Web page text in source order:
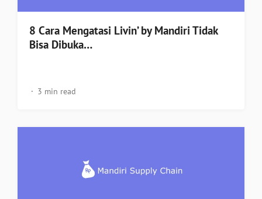
8 Cara Mengatasi Livin’ by Mandiri Tidak
Bisa Dibuka…
3 min read